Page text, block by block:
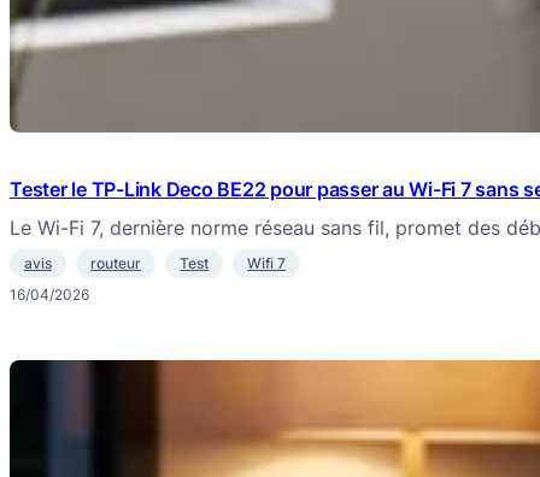
Tester le TP-Link Deco BE22 pour passer au Wi-Fi 7 sans
Le Wi-Fi 7, dernière norme réseau sans fil, promet des
avis routeur Test
Wifi 7
16/04/2026